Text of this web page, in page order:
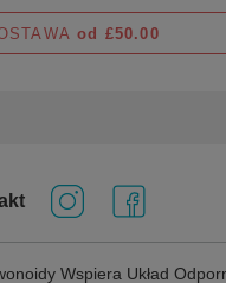
od £50.00
Wspiera Układ